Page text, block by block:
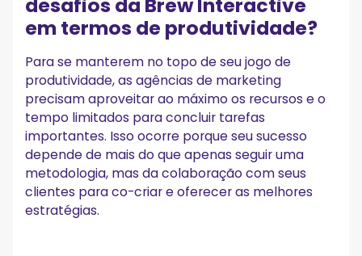
desafios da Brew Interactive
em termos de produtividade?
Para se manterem no topo de seu jogo de
produtividade, as agências de marketing
precisam aproveitar ao máximo os recursos e o
tempo limitados para concluir tarefas
importantes. Isso ocorre porque seu sucesso
depende de mais do que apenas seguir uma
metodologia, mas da colaboração com seus
clientes para co-criar e oferecer as melhores
estratégias.